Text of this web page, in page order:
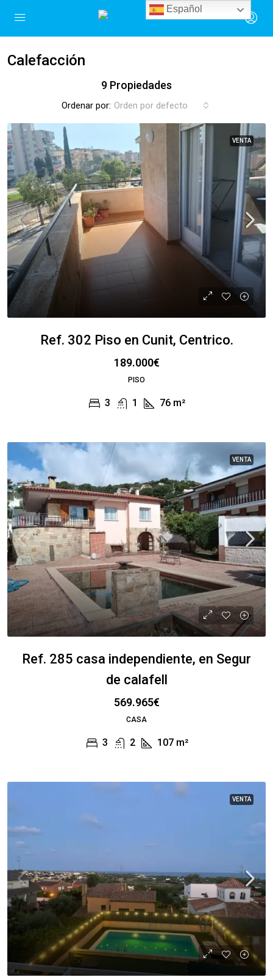
Calefacción
9 Propiedades
Ordenar por: Orden por defecto
VENTA
Ref. 302 Piso en Cunit, Centrico.
189.000€
PISO
3 1 76 m²
VENTA
Ref. 285 casa independiente, en Segur
de calafell
569.965€
CASA
3 2 107 m²
VENTA
Español